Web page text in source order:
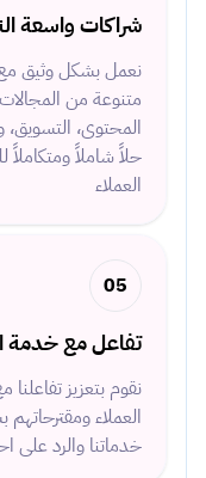
شراكات واسعة
نعمل بشكل وثيق
متنوعة من
المحتوى، التسويق،
حلاً شاملاً ومتكاملاً
العملاء
05
تفاعل مع خدمة
نقوم بتعزيز
العملاء
خدماتنا والرد على